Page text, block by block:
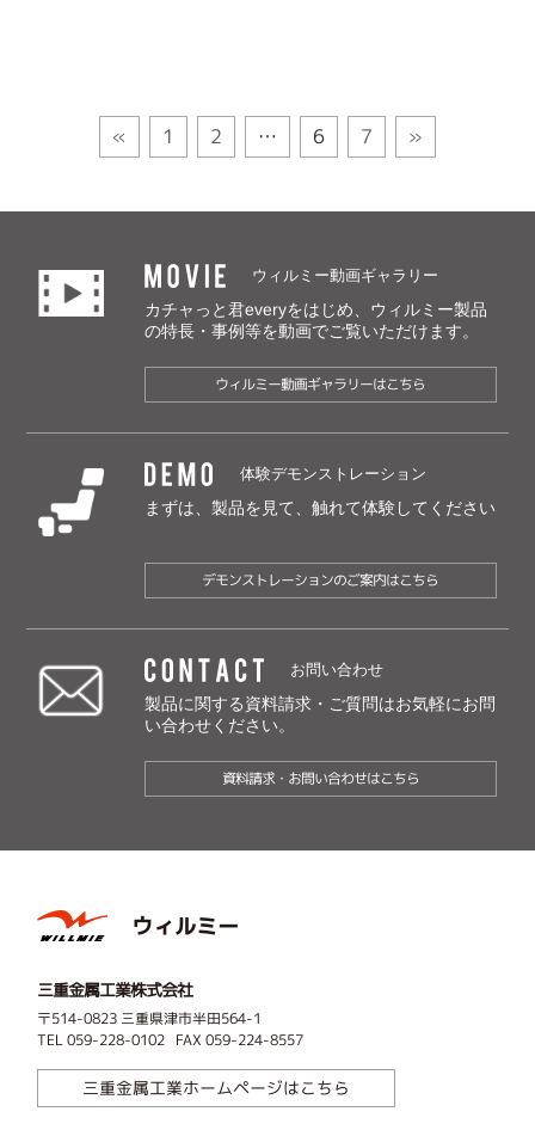
« 1 2 … 6 7 »
MOVIE
ウィルミー動画ギャラリー
カチャっと君everyをはじめ、ウィルミー製品
の特長・事例等を動画でご覧いただけます。
ウィルミー動画ギャラリーはこちら
DEMO
体験デモンストレーション
まずは、製品を見て、触れて体験してください
デモンストレーションのご案内はこちら
CONTACT
お問い合わせ
製品に関する資料請求・ご質問はお気軽にお問
い合わせください。
資料請求・お問い合わせはこちら
ウィルミー
三重金属工業株式会社
〒514-0823 三重県津市半田564-1
TEL 059-228-0102 FAX 059-224-8557
三重金属工業ホームページはこちら